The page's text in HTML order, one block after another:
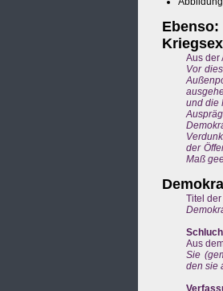
Aus der
Vor
und die
der
Maß
Titel
Aus
Sie
den sie